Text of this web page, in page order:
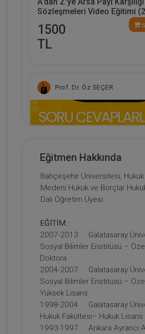
Sözleşmeleri Video Eğitimi
1500
TL
Prof. Dr. Öz SEÇER
Soru Cevaplarla Arsa Payı
750 TL
Eğitmen Hakkında
Bahçeşehir Üniversitesi,
Medeni Hukuk ve Borçlar
Dalı Öğretim Üyesi
EĞİTİM :
2007-2013 Galatasaray
Sosyal Bilimler Enstitüsü –
Doktora
2004-2007 Galatasaray
Sosyal Bilimler Enstitüsü –
Yüksek Lisans
1998-2004 Galatasaray
Hukuk Fakültesi– Hukuk Lisans
1993-1997 Ankara Ayrancı